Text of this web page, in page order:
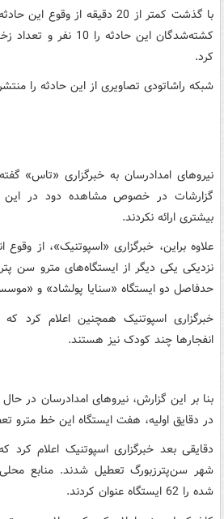
با گذشت کمتر از 20 دقیقه از
کرد.
شبکه راشاتودی تصاویری از این حادثه را
نیروهای امدادرسان به خبرگزاری «تاس»
گزارشات در خصوص مشاهده دود در این
بیشتری ارائه نکردند.
علاوه براین، خبرگزاری «اسپوتنیک»‌، از
نزدیکی یکی دیگر از ایستگاه‌های مترو سن
حدفاصل دو ایستگاه «سنایا پولشاد» و
خبرگزاری اسپوتنیک همچنین اعلام کرد
انفجارها چند کودک نیز هستند.
بنا بر این گزارش، نیروهای امدادرسان در
در دقایق اولیه، هفت ایستگاه این خط مترو
دقایقی بعد خبرگزاری اسپوتنیک اعلام کرد
شهر سن‌پترزبورگ تعطیل شدند. منابع
شده را 62 ایستگاه عنوان کردند.